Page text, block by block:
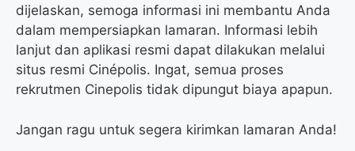
dijelaskan, semoga informasi ini membantu Anda
dalam mempersiapkan lamaran. Informasi lebih
lanjut dan aplikasi resmi dapat dilakukan melalui
situs resmi Cinépolis. Ingat, semua proses
rekrutmen Cinepolis tidak dipungut biaya apapun.
Jangan ragu untuk segera kirimkan lamaran Anda!